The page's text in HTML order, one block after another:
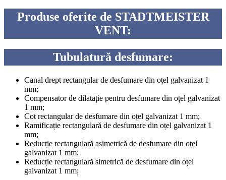
Produse oferite de STADTMEISTER
VENT:
Tubulatură desfumare:
Canal drept rectangular de desfumare din oțel galvanizat 1
mm;
Compensator de dilatație pentru desfumare din oțel galvanizat
1 mm;
Cot rectangular de desfumare din oțel galvanizat 1 mm;
Ramificație rectangulară de desfumare din oțel galvanizat 1
mm;
Reducție rectangulară asimetrică de desfumare din oțel
galvanizat 1 mm;
Reducție rectangulară simetrică de desfumare din oțel
galvanizat 1 mm;